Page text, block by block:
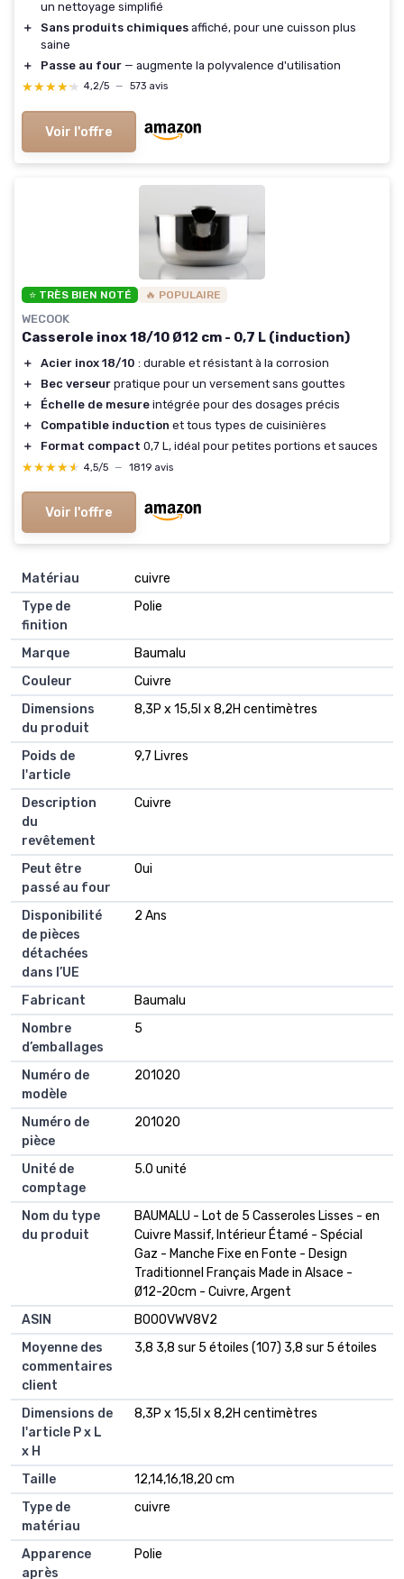
un nettoyage simplifié
＋
Sans produits chimiques affiché, pour une cuisson plus
saine
＋
Passe au four — augmente la polyvalence d'utilisation
★★★★★
★★★★★ 4,2/5 — 573 avis
Voir l'offre
⭐ TRÈS BIEN NOTÉ 🔥 POPULAIRE
WECOOK
Casserole inox 18/10 Ø12 cm - 0,7 L (induction)
＋ Acier inox 18/10 : durable et résistant à la corrosion
＋
Bec verseur pratique pour un versement sans gouttes
＋
Échelle de mesure intégrée pour des dosages précis
＋
Compatible induction et tous types de cuisinières
＋
Format compact 0,7 L, idéal pour petites portions et sauces
★★★★★
★★★★★ 4,5/5 — 1819 avis
Voir l'offre
Matériau
cuivre
Type de
finition
Polie
Marque
Baumalu
Couleur
Cuivre
Dimensions
du produit
8,3P x 15,5l x 8,2H centimètres
Poids de
l'article
9,7 Livres
Description
du
revêtement
Cuivre
Peut être
passé au four
Oui
Disponibilité
de pièces
détachées
dans l’UE
2 Ans
Fabricant
Baumalu
Nombre
d’emballages
5
Numéro de
modèle
201020
Numéro de
pièce
201020
Unité de
comptage
5.0 unité
Nom du type
du produit
BAUMALU - Lot de 5 Casseroles Lisses - en
Cuivre Massif, Intérieur Étamé - Spécial
Gaz - Manche Fixe en Fonte - Design
Traditionnel Français Made in Alsace -
Ø12-20cm - Cuivre, Argent
ASIN
B000VWV8V2
Moyenne des
commentaires
client
3,8 3,8 sur 5 étoiles (107) 3,8 sur 5 étoiles
Dimensions de
l'article P x L
x H
8,3P x 15,5l x 8,2H centimètres
Taille
12,14,16,18,20 cm
Type de
matériau
cuivre
Apparence
après
Polie